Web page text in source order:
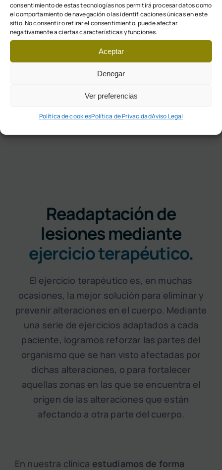
consentimiento de estas tecnologías nos permitirá procesar datos como
el comportamiento de navegación o las identificaciones únicas en este
sitio. No consentir o retirar el consentimiento, puede afectar
negativamente a ciertas características y funciones.
Aceptar
Denegar
Ver preferencias
Política de cookiesPolítica de PrivacidadAviso Legal
biomecánico, pisada y postural para con un
buen asesoramiento en técnicas de gesto
deportivo, calzado, alimentación y posibles
herramientas terapéuticas en el caso de
necesitarlas.
Readaptación de
lesiones mediante
ejercicio terapéutico.
El ejercicio terapéutico es, en muchas
ocasiones, la mejor solución para eliminar y
prevenir alteraciones en el cuerpo. Mediante
una serie de ejercicios adaptados a cada
paciente, logramos reforzar las partes del
organismo que se han visto afectadas por
dichas alteraciones, o para fortalecer
aquellas zonas en las que se encuentra el
origen de las alteraciones que están
afectando a otra parte del cuerpo.
En nuestra clínica estudiamos de forma